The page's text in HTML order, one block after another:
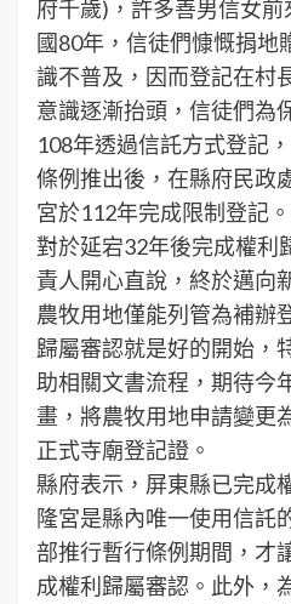
府千歲)，許多善男信女
國80年，信徒們慷慨捐地
識不普及，因而登記在村
意識逐漸抬頭，信徒們為
108年透過信託方式登記
條例推出後，在縣府民政
宮於112年完成限制登記。
對於延宕32年後完成權利
責人開心直說，終於邁向
農牧用地僅能列管為補辦
歸屬審認就是好的開始，
助相關文書流程，期待今
畫，將農牧用地申請變更
正式寺廟登記證。
縣府表示，屏東縣已完成
隆宮是縣內唯一使用信託
部推行暫行條例期間，才
成權利歸屬審認。此外，